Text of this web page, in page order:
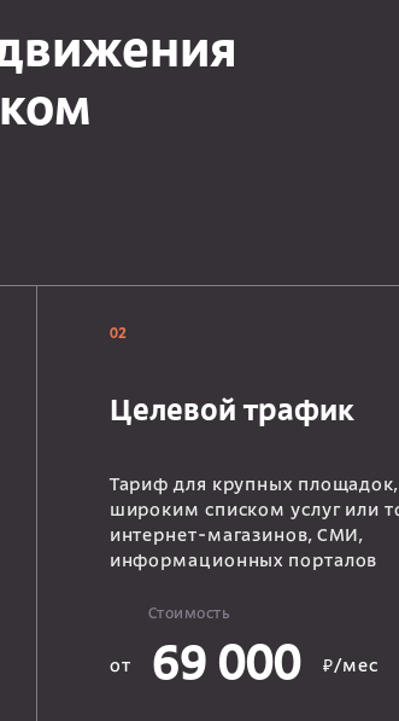
02
Целевой трафик
Тариф для крупных площадок,
широким списком услуг или
интернет-магазинов, СМИ,
информационных порталов
Стоимость
от 69 000 ₽/мес